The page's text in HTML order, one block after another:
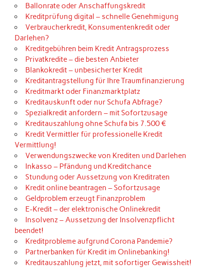
Ballonrate oder Anschaffungskredit
Kreditprüfung digital – schnelle Genehmigung
Verbraucherkredit, Konsumentenkredit oder
Darlehen?
Kreditgebühren beim Kredit Antragsprozess
Privatkredite – die besten Anbieter
Blankokredit – unbesicherter Kredit
Kreditantragstellung für Ihre Traumfinanzierung
Kreditmarkt oder Finanzmarktplatz
Kreditauskunft oder nur Schufa Abfrage?
Spezialkredit anfordern – mit Sofortzusage
Kreditauszahlung ohne Schufa bis 7.500 €
Kredit Vermittler für professionelle Kredit
Vermittlung!
Verwendungszwecke von Krediten und Darlehen
Inkasso – Pfändung und Kreditchance
Stundung oder Aussetzung von Kreditraten
Kredit online beantragen – Sofortzusage
Geldproblem erzeugt Finanzproblem
E-Kredit – der elektronische Onlinekredit
Insolvenz – Aussetzung der Insolvenzpflicht
beendet!
Kreditprobleme aufgrund Corona Pandemie?
Partnerbanken für Kredit im Onlinebanking!
Kreditauszahlung jetzt, mit sofortiger Gewissheit!